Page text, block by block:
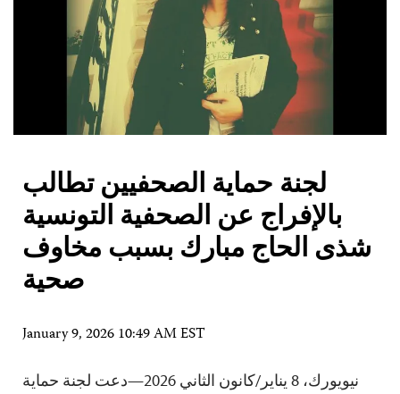
لجنة حماية الصحفيين تطالب
بالإفراج عن الصحفية التونسية
شذى الحاج مبارك بسبب مخاوف
صحية
January 9, 2026 10:49 AM EST
نيويورك، 8 يناير/كانون الثاني 2026—دعت لجنة حماية